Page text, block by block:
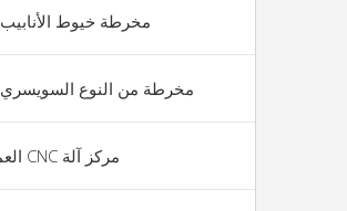
مخرطة خيوط الأنابيب CNC
مخرطة من النوع السويسري CNC
مركز آلة CNC العمودي